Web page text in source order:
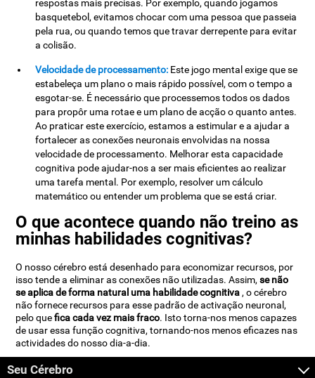
respostas mais precisas. Por exemplo, quando jogamos
basquetebol, evitamos chocar com uma pessoa que passeia
pela rua, ou quando temos que travar derrepente para evitar
a colisão.
Velocidade de processamento: Este jogo mental exige que se
estabeleça um plano o mais rápido possível, com o tempo a
esgotar-se. É necessário que processemos todos os dados
para propôr uma rotae e um plano de acção o quanto antes.
Ao praticar este exercício, estamos a estimular e a ajudar a
fortalecer as conexões neuronais envolvidas na nossa
velocidade de processamento. Melhorar esta capacidade
cognitiva pode ajudar-nos a ser mais eficientes ao realizar
uma tarefa mental. Por exemplo, resolver um cálculo
matemático ou entender um problema que se está criar.
O que acontece quando não treino as
minhas habilidades cognitivas?
O nosso cérebro está desenhado para economizar recursos, por
isso tende a eliminar as conexões não utilizadas. Assim,se não
se aplica de forma natural uma habilidade cognitiva, o cérebro
não fornece recursos para esse padrão de activação neuronal,
pelo quefica cada vez mais fraco. Isto torna-nos menos capazes
de usar essa função cognitiva, tornando-nos menos eficazes nas
actividades do nosso dia-a-dia.
Seu Cérebro